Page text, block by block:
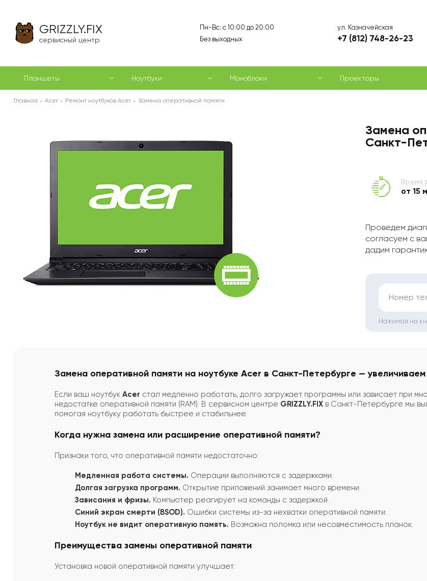
GRIZZLY.FIX
сервисный центр
Пн-Вс: с 10:00 до 20:00
Без выходных
ул. Казначейская
+7 (812) 748-26-23
Планшеты Ноутбуки Моноблоки Проекторы
Главная Acer Ремонт ноутбуков Acer Замена оперативной памяти
Замена
Санкт-
Время
от 15
Проведем
согласуем с
дадим
Номер
Нажимая на
Замена оперативной памяти на ноутбуке Acer в Санкт-Петербурге — увеличиваем
Если ваш ноутбук Acer стал медленно работать, долго загружает программы или зависает при
недостатке оперативной памяти (RAM). В сервисном центре GRIZZLY.FIX в Санкт-Петербурге мы
помогая ноутбуку работать быстрее и стабильнее.
Когда нужна замена или расширение оперативной памяти?
Признаки того, что оперативной памяти недостаточно:
Медленная работа системы. Операции выполняются с задержками.
Долгая загрузка программ. Открытие приложений занимает много времени.
Зависания и фризы. Компьютер реагирует на команды с задержкой.
Синий экран смерти (BSOD). Ошибки системы из-за нехватки оперативной памяти.
Ноутбук не видит оперативную память. Возможна поломка или несовместимость планок.
Преимущества замены оперативной памяти
Установка новой оперативной памяти улучшает: